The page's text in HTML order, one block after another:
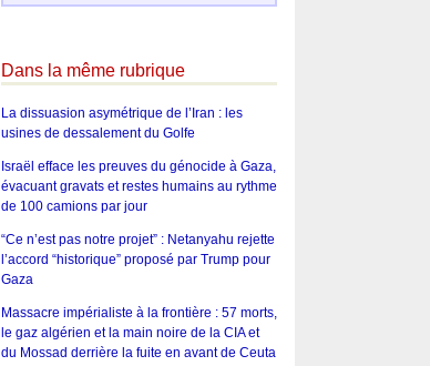
Dans la même rubrique
La dissuasion asymétrique de l’Iran : les
usines de dessalement du Golfe
Israël efface les preuves du génocide à Gaza,
évacuant gravats et restes humains au rythme
de 100 camions par jour
“Ce n’est pas notre projet” : Netanyahu rejette
l’accord “historique” proposé par Trump pour
Gaza
Massacre impérialiste à la frontière : 57 morts,
le gaz algérien et la main noire de la CIA et
du Mossad derrière la fuite en avant de Ceuta